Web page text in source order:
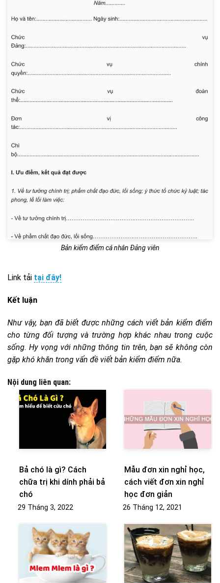
Bản kiểm điểm cá nhân Đảng viên
Link tải tại đây!
Kết luận
Như vậy, bạn đã biết được những cách viết bản kiểm điểm
cho từng đối tượng và trường hợp khác nhau trong cuộc
sống. Hy vọng với những thông tin trên, bạn sẽ không còn
gặp khó khăn trong vấn đề viết bản kiểm điểm nữa.
Nội dung liên quan:
Bả chó là gì? Cách
chữa trị khi dính phải bả
chó
29 Tháng 3, 2022
Mẫu đơn xin nghỉ học,
cách viết đơn xin nghỉ
học đơn giản
26 Tháng 12, 2021